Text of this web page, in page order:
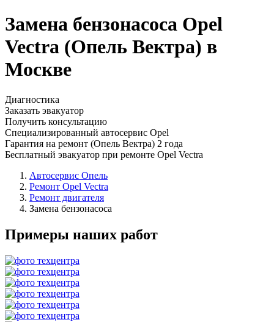
Замена бензонасоса Opel
Vectra (Опель Вектра) в
Москве
Диагностика
Заказать эвакуатор
Получить консультацию
Специализированный автосервис Opel
Гарантия на ремонт (Опель Вектра) 2 года
Бесплатный эвакуатор при ремонте Opel Vectra
Автосервис Опель
Ремонт Opel Vectra
Ремонт двигателя
Замена бензонасоса
Примеры наших работ